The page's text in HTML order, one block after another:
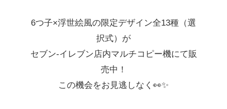
6つ子×浮世絵風の限定デザイン全13種（選
択式）が
セブン‐イレブン店内マルチコピー機にて販
売中！
この機会をお見逃しなく👀✨